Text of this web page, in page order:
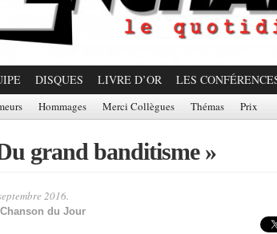
DISQUES LIVRE D’OR LES
Hommages Merci Collègues Thémas Prix
grand banditisme »
2016.
Chanson du Jour